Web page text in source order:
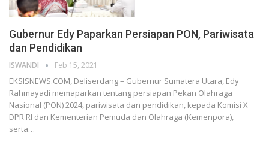
Gubernur Edy Paparkan Persiapan PON, Pariwisata
dan Pendidikan
ISWANDI Feb 15, 2021
EKSISNEWS.COM, Deliserdang – Gubernur Sumatera Utara, Edy
Rahmayadi memaparkan tentang persiapan Pekan Olahraga
Nasional (PON) 2024, pariwisata dan pendidikan, kepada Komisi X
DPR RI dan Kementerian Pemuda dan Olahraga (Kemenpora),
serta…